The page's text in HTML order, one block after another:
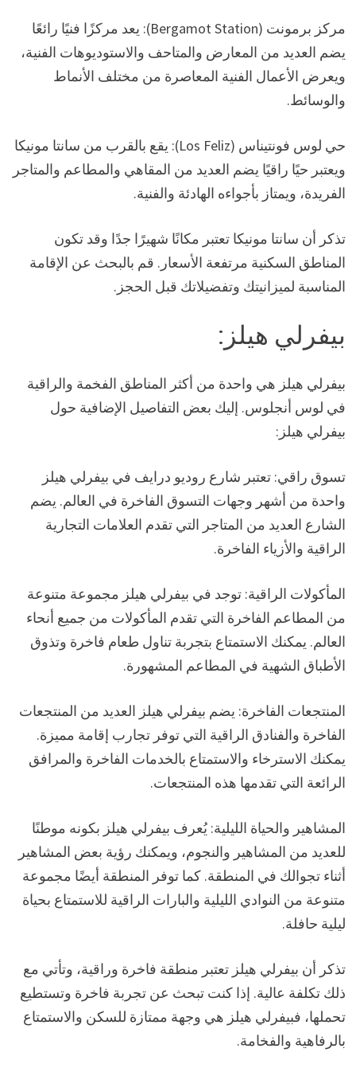
مركز برمونت (Bergamot Station): يعد مركزًا فنيًا رائعًا
يضم العديد من المعارض والمتاحف والاستوديوهات الفنية،
ويعرض الأعمال الفنية المعاصرة من مختلف الأنماط
والوسائط.
حي لوس فونتيناس (Los Feliz): يقع بالقرب من سانتا مونيكا
ويعتبر حيًا راقيًا يضم العديد من المقاهي والمطاعم والمتاجر
الفريدة، ويمتاز بأجواءه الهادئة والفنية.
تذكر أن سانتا مونيكا تعتبر مكانًا شهيرًا جدًا وقد تكون
المناطق السكنية مرتفعة الأسعار. قم بالبحث عن الإقامة
المناسبة لميزانيتك وتفضيلاتك قبل الحجز.
بيفرلي هيلز:
بيفرلي هيلز هي واحدة من أكثر المناطق الفخمة والراقية
في لوس أنجلوس. إليك بعض التفاصيل الإضافية حول
بيفرلي هيلز:
تسوق راقي: تعتبر شارع روديو درايف في بيفرلي هيلز
واحدة من أشهر وجهات التسوق الفاخرة في العالم. يضم
الشارع العديد من المتاجر التي تقدم العلامات التجارية
الراقية والأزياء الفاخرة.
المأكولات الراقية: توجد في بيفرلي هيلز مجموعة متنوعة
من المطاعم الفاخرة التي تقدم المأكولات من جميع أنحاء
العالم. يمكنك الاستمتاع بتجربة تناول طعام فاخرة وتذوق
الأطباق الشهية في المطاعم المشهورة.
المنتجعات الفاخرة: يضم بيفرلي هيلز العديد من المنتجعات
الفاخرة والفنادق الراقية التي توفر تجارب إقامة مميزة.
يمكنك الاسترخاء والاستمتاع بالخدمات الفاخرة والمرافق
الرائعة التي تقدمها هذه المنتجعات.
المشاهير والحياة الليلية: يُعرف بيفرلي هيلز بكونه موطنًا
للعديد من المشاهير والنجوم، ويمكنك رؤية بعض المشاهير
أثناء تجوالك في المنطقة. كما توفر المنطقة أيضًا مجموعة
متنوعة من النوادي الليلية والبارات الراقية للاستمتاع بحياة
ليلية حافلة.
تذكر أن بيفرلي هيلز تعتبر منطقة فاخرة وراقية، وتأتي مع
ذلك تكلفة عالية. إذا كنت تبحث عن تجربة فاخرة وتستطيع
تحملها، فبيفرلي هيلز هي وجهة ممتازة للسكن والاستمتاع
بالرفاهية والفخامة.